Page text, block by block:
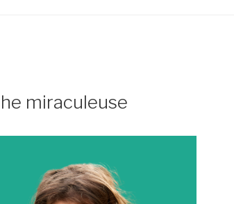
miraculeuse